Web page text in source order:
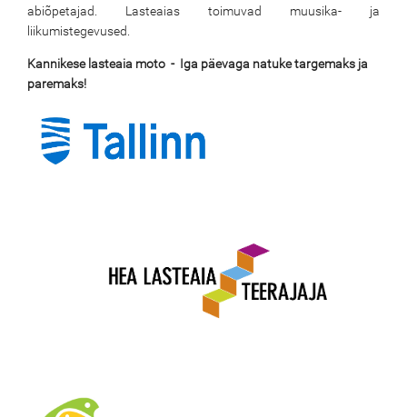
abiõpetajad. Lasteaias toimuvad muusika- ja
liikumistegevused.
Kannikese lasteaia moto - Iga päevaga natuke targemaks ja
paremaks!